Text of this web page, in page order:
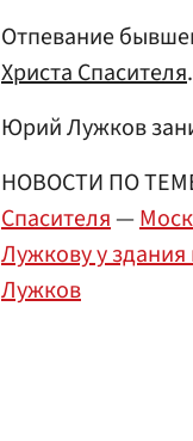
Отпевание
Христа Спасителя.
Юрий Лужков
НОВОСТИ ПО
Спасителя—
Лужкову у
Лужков